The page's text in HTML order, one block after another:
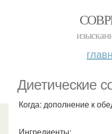
Диетические
Когда: дополнение к